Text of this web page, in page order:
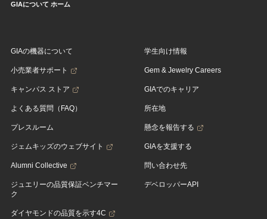
GIAについて ホーム
GIAの機器について
小売業者サポート
キャンパス ストア
よくある質問（FAQ）
プレスルーム
ジェムキッズのウェブサイト
Alumni Collective
ジュエリーの品質保証ベンチマー
ク
ダイヤモンドの品質を示す4C
学生向け情報
Gem & Jewelry Careers
GIAでのキャリア
所在地
懸念を報告する
GIAを支援する
問い合わせ先
デベロッパーAPI